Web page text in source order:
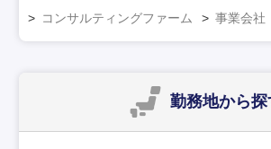
コンサルティングファーム 事業会社
勤務地から探